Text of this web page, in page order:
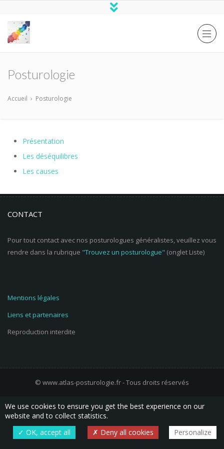
Posturologie
Accueil › Posturologie
Présentation
Les déséquilibres
Les causes
CONTACT
Pour tout contact avec nos posturologues généralistes, veuillez vous
rendre dans la rubrique "Trouvez un posturologue" (onglet Liste)
Mentions légales
Liens et partenaires
Reproduction interdite
© www.atlas-posturologie.fr - Tous droits réservés
We use cookies to ensure you get the best experience on our
website and to collect statistics.
OK, accept all
Deny all cookies Personalize